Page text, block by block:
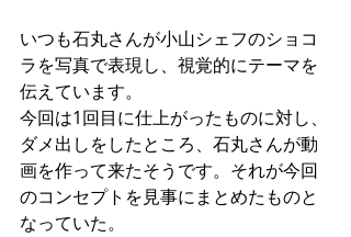
いつも石丸さんが小山シェフのショコ
ラを写真で表現し、視覚的にテーマを
伝えています。
今回は1回目に仕上がったものに対し、
ダメ出しをしたところ、石丸さんが動
画を作って来たそうです。それが今回
のコンセプトを見事にまとめたものと
なっていた。